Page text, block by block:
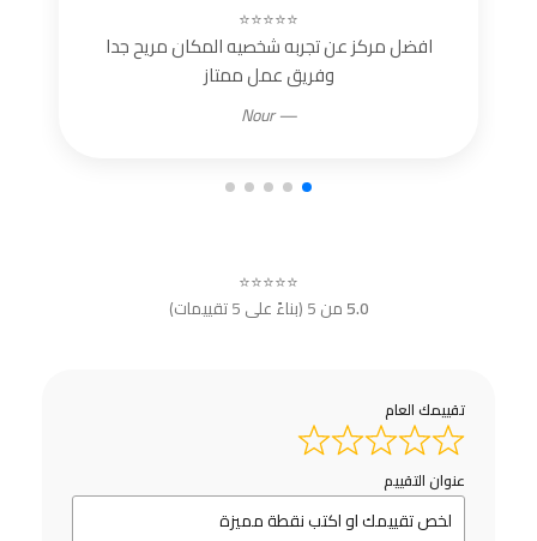
⭐⭐⭐⭐⭐
افضل مركز عن تجربه شخصيه المكان مريح جدا
وفريق عمل ممتاز
— Nour
⭐⭐⭐⭐⭐
5.0من 5 (بناءً على 5 تقييمات)
تقييمك العام
عنوان التقييم